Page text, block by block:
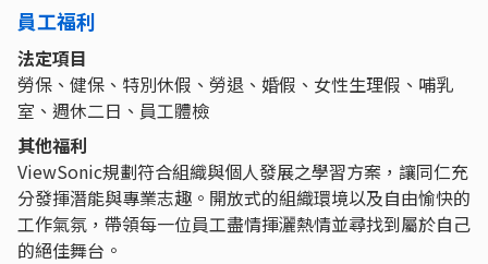
員工福利
法定項目
勞保、健保、特別休假、勞退、婚假、女性生理假、哺乳
室、週休二日、員工體檢
其他福利
ViewSonic規劃符合組織與個人發展之學習方案，讓同仁充
分發揮潛能與專業志趣。開放式的組織環境以及自由愉快的
工作氣氛，帶領每一位員工盡情揮灑熱情並尋找到屬於自己
的絕佳舞台。